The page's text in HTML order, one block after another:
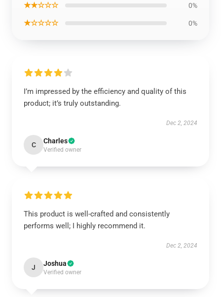
★★☆☆☆ 0%
★☆☆☆☆ 0%
I’m impressed by the efficiency and quality of this
product; it’s truly outstanding.
Dec 2, 2024
C Charles
Verified owner
This product is well-crafted and consistently
performs well; I highly recommend it.
Dec 2, 2024
J Joshua
Verified owner